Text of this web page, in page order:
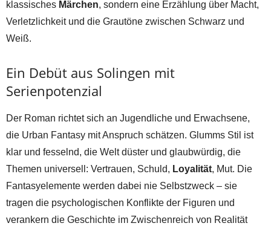
klassisches Märchen, sondern eine Erzählung über Macht,
Verletzlichkeit und die Grautöne zwischen Schwarz und
Weiß.
Ein Debüt aus Solingen mit
Serienpotenzial
Der Roman richtet sich an Jugendliche und Erwachsene,
die Urban Fantasy mit Anspruch schätzen. Glumms Stil ist
klar und fesselnd, die Welt düster und glaubwürdig, die
Themen universell: Vertrauen, Schuld, Loyalität, Mut. Die
Fantasyelemente werden dabei nie Selbstzweck – sie
tragen die psychologischen Konflikte der Figuren und
verankern die Geschichte im Zwischenreich von Realität